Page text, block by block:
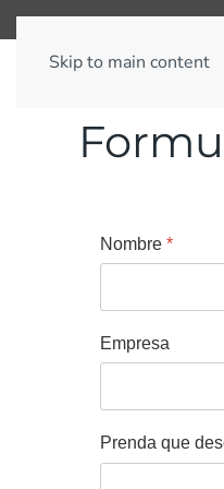
Skip to main content
Nombre *
Empresa
Prenda que